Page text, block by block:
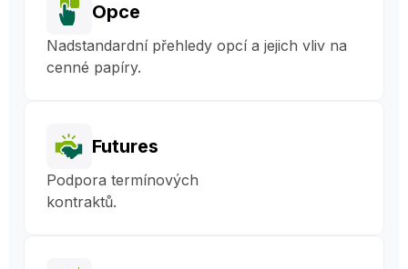
Opce
Nadstandardní přehledy opcí a jejich vliv na
cenné papíry.
Futures
Podpora termínových
kontraktů.